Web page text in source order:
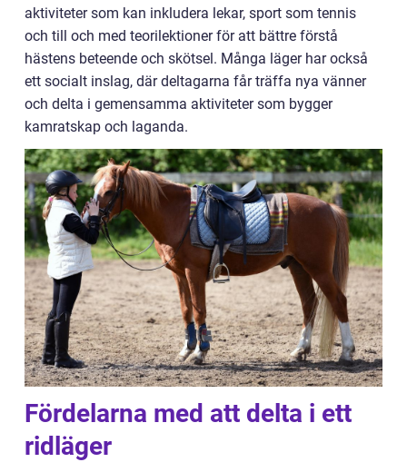
aktiviteter som kan inkludera lekar, sport som tennis
och till och med teorilektioner för att bättre förstå
hästens beteende och skötsel. Många läger har också
ett socialt inslag, där deltagarna får träffa nya vänner
och delta i gemensamma aktiviteter som bygger
kamratskap och laganda.
Fördelarna med att delta i ett
ridläger